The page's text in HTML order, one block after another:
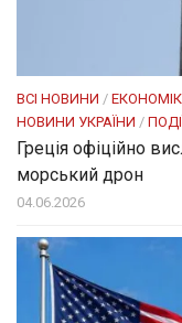
ВСІ НОВИНИ /
НОВИНИ УКРАЇНИ /
Греція офіційно
морський дрон
04.06.2026